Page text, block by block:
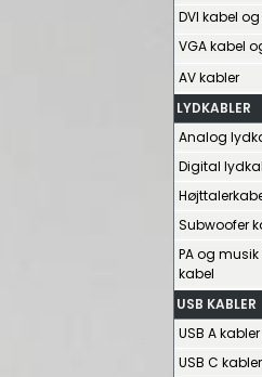
DVI kabel
VGA kabel
AV kabler
LYDKABLER
Analog
Digital
Subwoofer
PA og
kabel
USB KABLER
USB A
USB C